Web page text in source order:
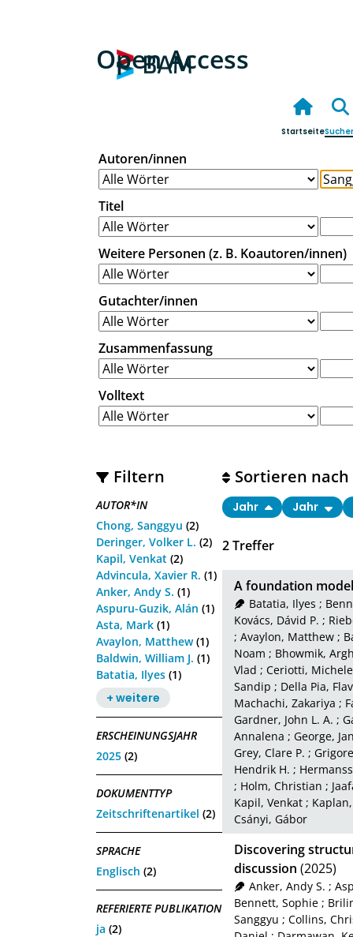
Open Access
Startseite
Autoren/innen
Titel
Weitere Personen (z. B. Koautoren/innen)
Gutachter/innen
Zusammenfassung
Volltext
Filtern
AUTOR*IN
Chong, Sanggyu (2)
Deringer, Volker L. (2)
Kapil, Venkat (2)
Advincula, Xavier R. (1)
Anker, Andy S. (1)
Aspuru-Guzik, Alán (1)
Asta, Mark (1)
Avaylon, Matthew(1)
Baldwin, William J. (1)
Batatia, Ilyes (1)
+ weitere
ERSCHEINUNGSJAHR
2025 (2)
DOKUMENTTYP
Zeitschriftenartikel (2)
SPRACHE
Englisch (2)
REFERIERTE PUBLIKATION
ja (2)
2Treffer
Sortieren nach
Jahr Jahr
A foundation
Batatia, Ilyes ;
Kovács, Dávid P. ;
; Avaylon, Matthew ;
Noam ; Bhowmik,
Vlad ; Ceriotti, Michele
Sandip ; Della Pia,
Machachi, Zakariya ;
Gardner, John L. A. ;
Annalena ; George,
Grey, Clare P. ;
Hendrik H. ;
; Holm, Christian ;
Kapil, Venkat ;
Csányi, Gábor
Discovering
discussion (2025)
Anker, Andy S. ;
Bennett, Sophie ;
Sanggyu ; Collins,